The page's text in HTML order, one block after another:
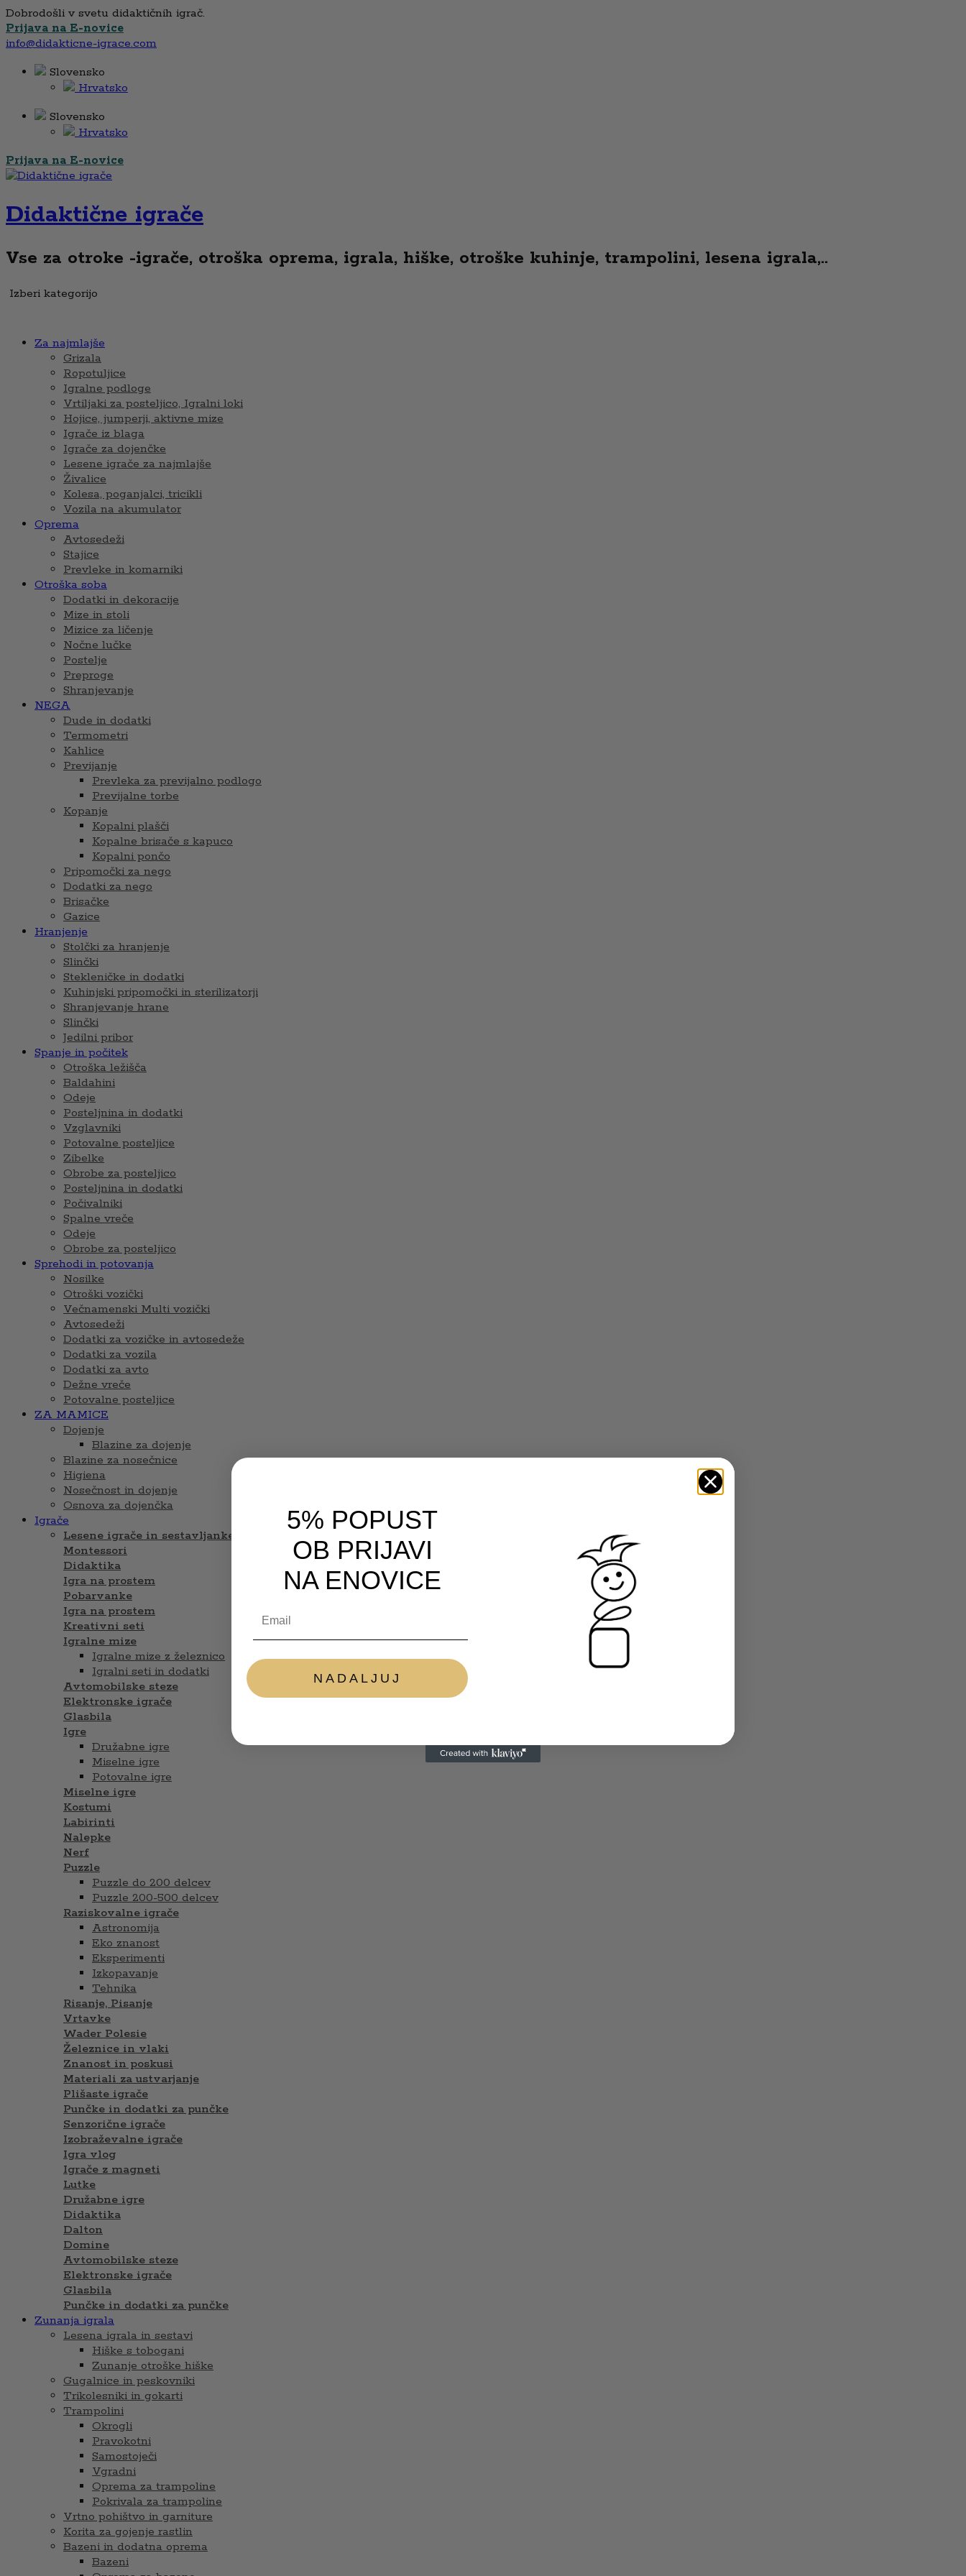
Dobrodošli v svetu didaktičnih igrač.
Prijava na E-novice
info@didakticne-igrace.com
Slovensko
Hrvatsko
Slovensko
Hrvatsko
Prijava na E-novice
Didaktične igrače
Vse za otroke -igrače, otroška oprema, igrala, hiške, otroške kuhinje, trampolini, lesena igrala,..
Izberi kategorijo
Za najmlajše
Grizala
Ropotuljice
Igralne podloge
Vrtiljaki za posteljico, Igralni loki
Hojice, jumperji, aktivne mize
Igrače iz blaga
Igrače za dojenčke
Lesene igrače za najmlajše
Živalice
Kolesa, poganjalci, tricikli
Vozila na akumulator
Oprema
Avtosedeži
Stajice
Prevleke in komarniki
Otroška soba
Dodatki in dekoracije
Mize in stoli
Mizice za ličenje
Nočne lučke
Postelje
Preproge
Shranjevanje
NEGA
Dude in dodatki
Termometri
Kahlice
Previjanje
Prevleka za previjalno podlogo
Previjalne torbe
Kopanje
Kopalni plašči
Kopalne brisače s kapuco
Kopalni pončo
Pripomočki za nego
Dodatki za nego
Brisačke
Gazice
Hranjenje
Stolčki za hranjenje
Slinčki
Stekleničke in dodatki
Kuhinjski pripomočki in sterilizatorji
Shranjevanje hrane
Slinčki
Jedilni pribor
Spanje in počitek
Otroška ležišča
Baldahini
Odeje
Posteljnina in dodatki
Vzglavniki
Potovalne posteljice
Zibelke
Obrobe za posteljico
Posteljnina in dodatki
Počivalniki
Spalne vreče
Odeje
Obrobe za posteljico
Sprehodi in potovanja
Nosilke
Otroški vozički
Večnamenski Multi vozički
Avtosedeži
Dodatki za vozičke in avtosedeže
Dodatki za vozila
Dodatki za avto
Dežne vreče
Potovalne posteljice
ZA MAMICE
Dojenje
Blazine za dojenje
Blazine za nosečnice
Higiena
Nosečnost in dojenje
Osnova za dojenčka
Igrače
Lesene igrače in sestavljanke
Montessori
Didaktika
Igra na prostem
Pobarvanke
Igra na prostem
Kreativni seti
Igralne mize
Igralne mize z železnico
Igralni seti in dodatki
Avtomobilske steze
Elektronske igrače
Glasbila
Igre
Družabne igre
Miselne igre
Potovalne igre
Miselne igre
Kostumi
Labirinti
Nalepke
Nerf
Puzzle
Puzzle do 200 delcev
Puzzle 200-500 delcev
Raziskovalne igrače
Astronomija
Eko znanost
Eksperimenti
Izkopavanje
Tehnika
Risanje, Pisanje
Vrtavke
Wader Polesie
Železnice in vlaki
Znanost in poskusi
Materiali za ustvarjanje
Plišaste igrače
Punčke in dodatki za punčke
Senzorične igrače
Izobraževalne igrače
Igra vlog
Igrače z magneti
Lutke
Družabne igre
Didaktika
Dalton
Domine
Avtomobilske steze
Elektronske igrače
Glasbila
Punčke in dodatki za punčke
Zunanja igrala
Lesena igrala in sestavi
Hiške s tobogani
Zunanje otroške hiške
Gugalnice in peskovniki
Trikolesniki in gokarti
Trampolini
Okrogli
Pravokotni
Samostoječi
Vgradni
Oprema za trampoline
Pokrivala za trampoline
Vrtno pohištvo in garniture
Korita za gojenje rastlin
Bazeni in dodatna oprema
Bazeni
5% POPUST
OB PRIJAVI
NA ENOVICE
NADALJUJ